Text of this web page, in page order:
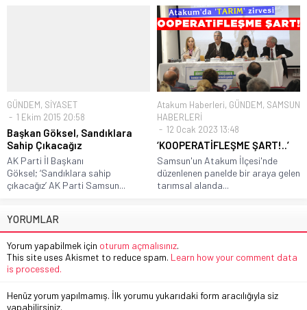
GÜNDEM, SİYASET
1 Ekim 2015 20:58
Başkan Göksel, Sandıklara
Sahip Çıkacağız
AK Parti İl Başkanı
Göksel; ‘Sandıklara sahip
çıkacağız’ AK Parti Samsun...
Atakum Haberleri, GÜNDEM, SAMSUN
HABERLERİ
12 Ocak 2023 13:48
‘KOOPERATİFLEŞME ŞART!..’
Samsun'un Atakum İlçesi'nde
düzenlenen panelde bir araya gelen
tarımsal alanda...
YORUMLAR
Yorum yapabilmek için oturum açmalısınız.
This site uses Akismet to reduce spam. Learn how your comment data
is processed.
Henüz yorum yapılmamış. İlk yorumu yukarıdaki form aracılığıyla siz
yapabilirsiniz.